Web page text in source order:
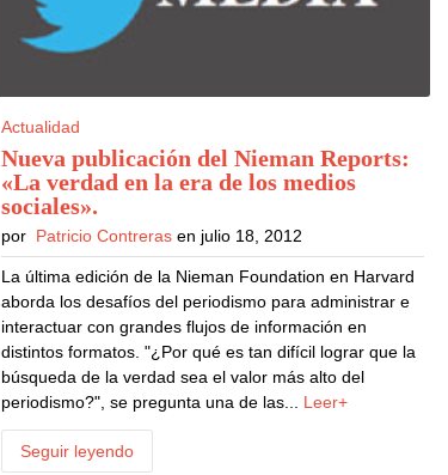
Actualidad
Nueva publicación del Nieman Reports:
«La verdad en la era de los medios
sociales».
por Patricio Contreras en julio 18, 2012
La última edición de la Nieman Foundation en Harvard
aborda los desafíos del periodismo para administrar e
interactuar con grandes flujos de información en
distintos formatos. "¿Por qué es tan difícil lograr que la
búsqueda de la verdad sea el valor más alto del
periodismo?", se pregunta una de las... Leer+
Seguir leyendo